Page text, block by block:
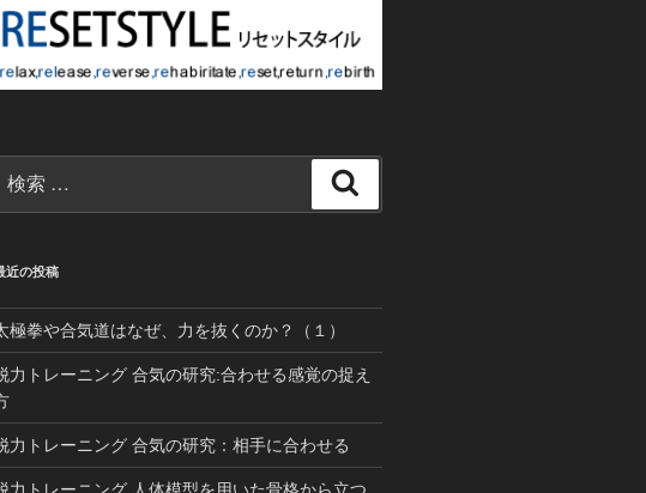
索:
索
近の投稿
極拳や合気道はなぜ、力を抜くのか？（１）
力トレーニング 合気の研究:合わせる感覚の捉え
力トレーニング 合気の研究：相手に合わせる